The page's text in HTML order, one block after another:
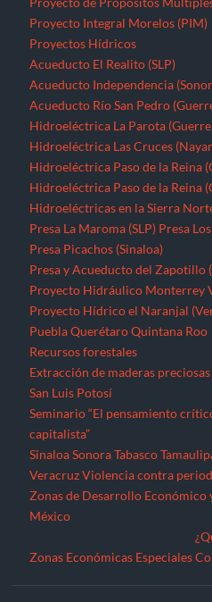
Proyecto Integral Morelos (PIM)
Proyectos Hídricos
Acueducto El Realito (SLP)
Acueducto Independencia
Acueducto Río San Pedro
Hidroeléctrica La Parota
Hidroeléctrica Las Cruces
Hidroeléctrica Paso de la Reina
Hidroeléctrica Paso de la Reina
Hidroeléctricas en la Sierra
Presa La Maroma (SLP) Presa
Presa Picachos (Sinaloa)
Presa y Acueducto del Zapotillo
Proyecto Hidráulico Monterrey
Proyecto Hídrico el Naranjal
Puebla Querétaro Quintana Roo
Recursos forestales
Extracción de maderas
San Luis Potosí
Seminario “El pensamiento
capitalista”
Sinaloa Sonora Tabasco
Veracruz Violencia contra
Zonas de Desarrollo Económico
México
Zonas Económicas Especiales